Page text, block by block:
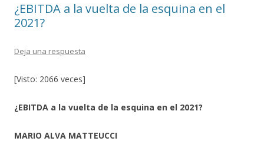
¿EBITDA a la vuelta de la esquina en el
2021?
Deja una respuesta
[Visto: 2066 veces]
¿EBITDA a la vuelta de la esquina en el 2021?
MARIO ALVA MATTEUCCI